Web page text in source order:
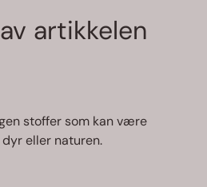
artikkelen
stoffer som kan være
eller naturen.